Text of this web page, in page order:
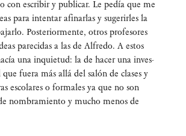
con escri­bir y publi­car. Le pedía que me
para inten­tar afi­nar­las y suge­rir­les la
Pos­te­rior­men­te, otros pro­fe­so­res
pare­ci­das a las de Alfre­do. A estos
una inquie­tud: la de hacer una inves­
fue­ra más allá del salón de cla­ses y
esco­la­res o for­ma­les ya que no son
nom­bra­mien­to y mucho menos de